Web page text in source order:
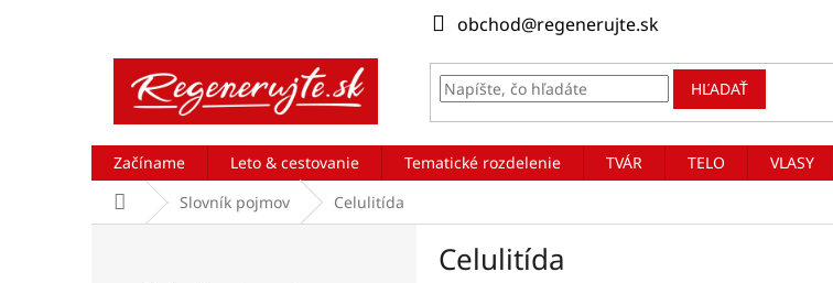
obchod@regenerujte.sk
HĽADAŤ
Začíname Leto & cestovanie Tematické rozdelenie TVÁR TELO VLASY
DomovSlovník pojmov Celulitída
Celulitída